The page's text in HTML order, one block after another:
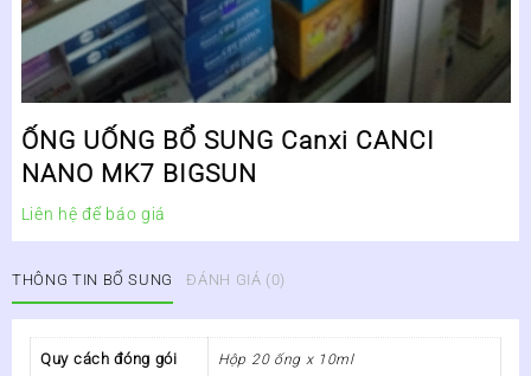
ỐNG UỐNG BỔ SUNG Canxi CANCI
NANO MK7 BIGSUN
Liên hệ để báo giá
THÔNG TIN BỔ SUNG ĐÁNH GIÁ (0)
Quy cách đóng gói Hộp 20 ống x 10ml